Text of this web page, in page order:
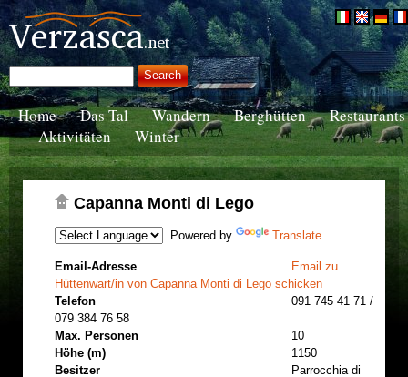
Home Das Tal Wandern Berghütten
Restaurants
Aktivitäten
Winter
Capanna Monti di Lego
Powered by Translate
Email-Adresse
Email zu
Hüttenwart/in von Capanna Monti di Lego schicken
Telefon
091 745 41 71 /
079 384 76 58
Max. Personen
10
Höhe (m)
1150
Besitzer
Parrocchia di